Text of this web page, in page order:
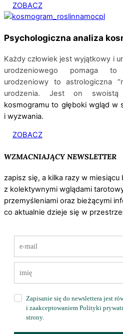
ZOBACZ
Psychologiczna analiza
Każdy człowiek jest wyjątkowy i
urodzeniowego pomaga to
urodzeniowy to astrologiczna
urodzenia. Jest on swoistą
kosmogramu to głęboki wgląd w
i wyzwania.
ZOBACZ
WZMACNIAJĄCY NEWSLETTER
zapisz się, a kilka razy w
z kolektywnymi wglądami
przemyśleniami oraz bieżącymi
co aktualnie dzieje się w
Zapisanie się do newslettera jest
i zaakceptowaniem Polityki
strony.